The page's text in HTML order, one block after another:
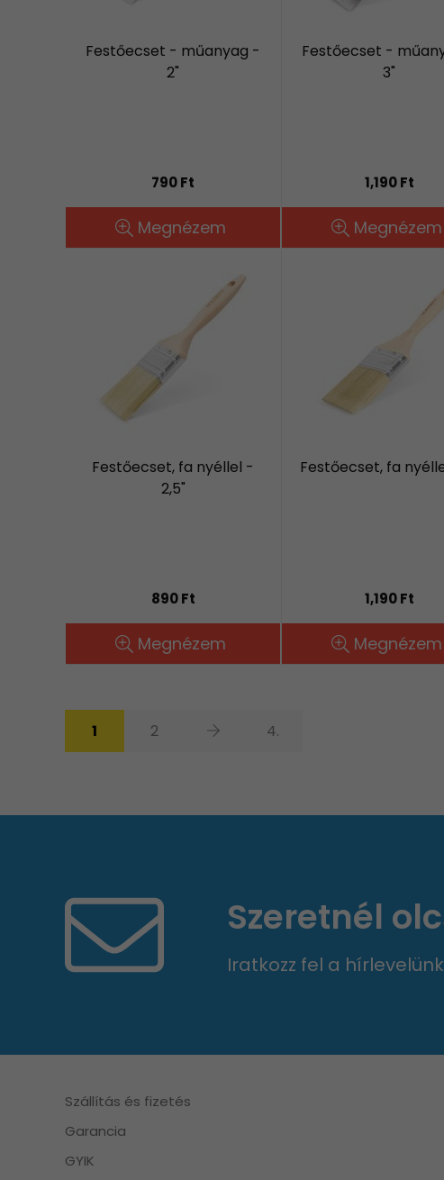
Festőecset - műanyag -
2"
790 Ft
Megnézem
Festőecset -
3"
1,190 Ft
Megnézem
Festőecset, fa nyéllel -
2,5"
890 Ft
Megnézem
Festőecset, fa
1,190 Ft
Megnézem
1 2 4.
Szeretnél
Iratkozz fel a
Szállítás és fizetés
Garancia
GYIK